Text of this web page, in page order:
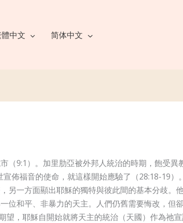
中文 简体中文
9:1）。加里肋亞被外邦人統治的時期，飽受異
宣佈福音的使命，就這樣開始應驗了（28:18-19）。
另一方面顯出耶穌的獨特與彼此間的基本分歧。
位和平、非暴力的天主。人們仍舊需要悔改，
，耶穌自開始就將天主的統治（天國）作為祂宣